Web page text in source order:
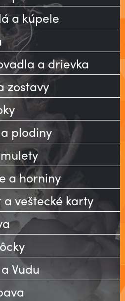
a kúpele
a drievka
zostavy
plodiny
a horniny
a veštecké karty
Vudu